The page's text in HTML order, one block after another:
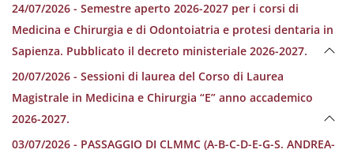
24/07/2026 - Semestre aperto 2026-2027 per i corsi di
Medicina e Chirurgia e di Odontoiatria e protesi dentaria in
Sapienza. Pubblicato il decreto ministeriale 2026-2027.
20/07/2026 - Sessioni di laurea del Corso di Laurea
Magistrale in Medicina e Chirurgia “E” anno accademico
2026-2027.
03/07/2026 - PASSAGGIO DI CLMMC (A-B-C-D-E-G-S. ANDREA-